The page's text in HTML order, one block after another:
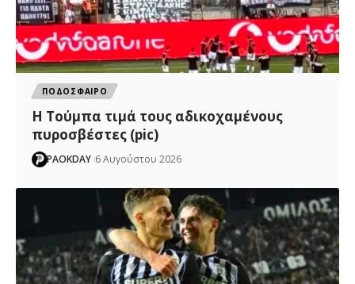
ΠΟΔΟΣΦΑΙΡΟ
H Tούμπα τιμά τους αδικοχαμένους
πυροσβέστες (pic)
PAOKDAY 6 Αυγούστου 2026